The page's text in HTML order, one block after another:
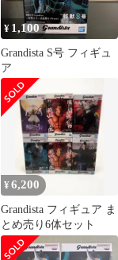
¥ 1,100
Grandista S号 フィギュ
ア
¥6,200
Grandista フィギュア ま
とめ売り6体セット